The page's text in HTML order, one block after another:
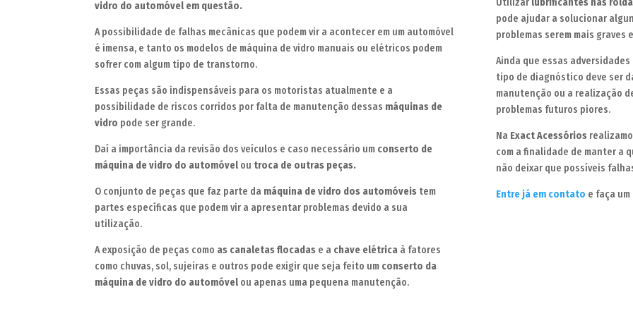
vidro do automóvel em questão.
A possibilidade de falhas mecânicas que podem vir a acontecer em um automóvel
é imensa, e tanto os modelos de máquina de vidro manuais ou elétricos podem
sofrer com algum tipo de transtorno.
Essas peças são indispensáveis para os motoristas atualmente e a
possibilidade de riscos corridos por falta de manutenção dessas máquinas de
vidro pode ser grande.
Daí a importância da revisão dos veículos e caso necessário um conserto de
máquina de vidro do automóvel ou troca de outras peças.
O conjunto de peças que faz parte da máquina de vidro dos automóveis tem
partes específicas que podem vir a apresentar problemas devido a sua
utilização.
A exposição de peças como as canaletas flocadas e a chave elétrica à fatores
como chuvas, sol, sujeiras e outros pode exigir que seja feito um conserto da
máquina de vidro do automóvel ou apenas uma pequena manutenção.
pode ajudar a solucionar
problemas serem mais graves
Ainda que essas
tipo de diagnóstico deve ser
manutenção ou a realização
problemas futuros piores.
Na Exact Acessórios
com a finalidade de manter a
não deixar que possíveis
Entre já em contato e faça